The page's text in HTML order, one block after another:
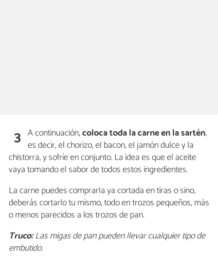
3 A continuación,coloca toda la carne en la sartén,
es decir, el chorizo, el bacon, el jamón dulce y la
chistorra, y sofríe en conjunto. La idea es que el aceite
vaya tomando el sabor de todos estos ingredientes.
La carne puedes comprarla ya cortada en tiras o sino,
deberás cortarlo tu mismo, todo en trozos pequeños, más
o menos parecidos a los trozos de pan.
Truco:Las migas de pan pueden llevar cualquier tipo de
embutido.